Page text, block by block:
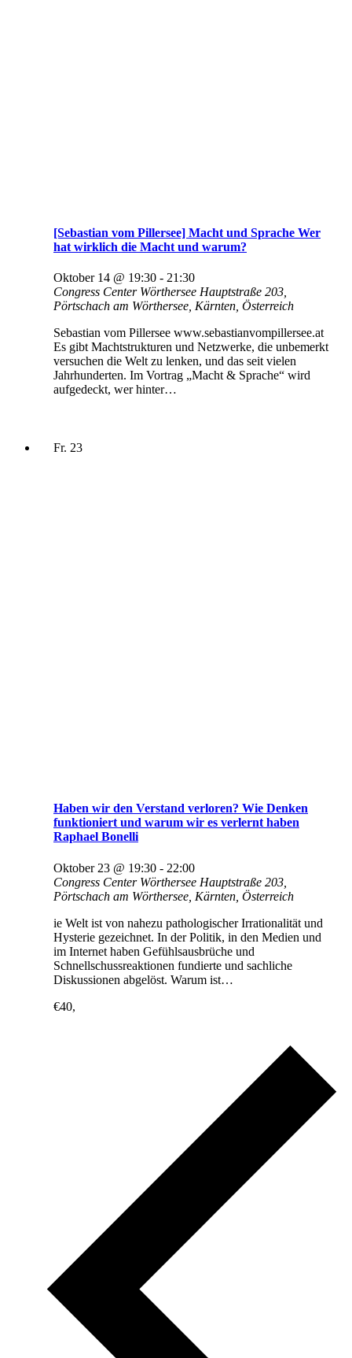
[Sebastian vom Pillersee] Macht und Sprache Wer
hat wirklich die Macht und warum?
Oktober 14 @ 19:30 - 21:30
Congress Center Wörthersee Hauptstraße 203,
Pörtschach am Wörthersee, Kärnten, Österreich
Sebastian vom Pillersee www.sebastianvompillersee.at
Es gibt Machtstrukturen und Netzwerke, die unbemerkt
versuchen die Welt zu lenken, und das seit vielen
Jahrhunderten. Im Vortrag „Macht & Sprache“ wird
aufgedeckt, wer hinter…
Fr. 23
Haben wir den Verstand verloren? Wie Denken
funktioniert und warum wir es verlernt haben
Raphael Bonelli
Oktober 23 @ 19:30 - 22:00
Congress Center Wörthersee Hauptstraße 203,
Pörtschach am Wörthersee, Kärnten, Österreich
ie Welt ist von nahezu pathologischer Irrationalität und
Hysterie gezeichnet. In der Politik, in den Medien und
im Internet haben Gefühlsausbrüche und
Schnellschussreaktionen fundierte und sachliche
Diskussionen abgelöst. Warum ist…
€40,